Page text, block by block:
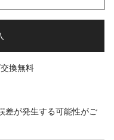
換無料
差が発生する可能性がご